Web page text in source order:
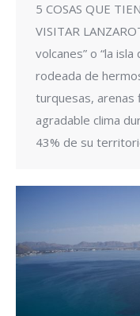
5 COSAS QUE
VISITAR
volcanes” o “la
rodeada de
turquesas, arenas
agradable clima
43% de su